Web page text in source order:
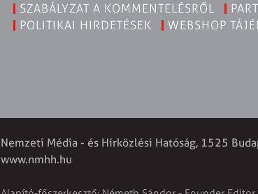
SZABÁLYZAT A KOMMENTELÉSRŐL
POLITIKAI HIRDETÉSEK
WEBSHOP
Nemzeti Média - és Hírközlési Hatóság, 1525
www.nmhh.hu